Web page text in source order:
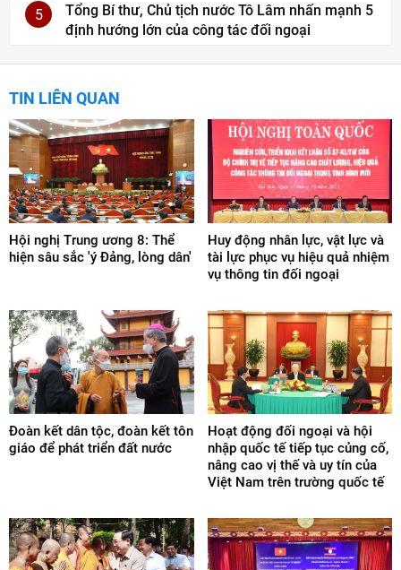
5
Tổng Bí thư, Chủ tịch nước Tô Lâm nhấn mạnh 5
định hướng lớn của công tác đối ngoại
TIN LIÊN QUAN
Hội nghị Trung ương 8: Thể
hiện sâu sắc 'ý Đảng, lòng dân'
Huy động nhân lực, vật lực và
tài lực phục vụ hiệu quả nhiệm
vụ thông tin đối ngoại
Đoàn kết dân tộc, đoàn kết tôn
giáo để phát triển đất nước
Hoạt động đối ngoại và hội
nhập quốc tế tiếp tục củng cố,
nâng cao vị thế và uy tín của
Việt Nam trên trường quốc tế